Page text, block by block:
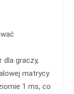
dla graczy,
matrycy
1 ms, co